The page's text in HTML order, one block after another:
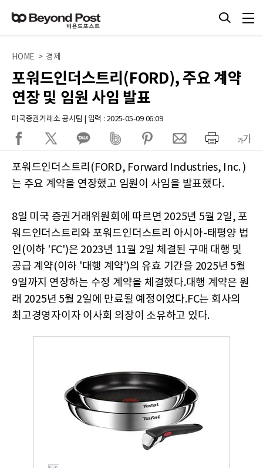
HOME > 경제
포워드인더스트리(FORD), 주요 계약
연장 및 임원 사임 발표
미국증권거래소 공시팀 | 입력 : 2025-05-09 06:09
포워드인더스트리(FORD, Forward Industries, Inc. )
는 주요 계약을 연장했고 임원이 사임을 발표했다.
8일 미국 증권거래위원회에 따르면 2025년 5월 2일, 포
워드인더스트리와 포워드인더스트리 아시아-태평양 법
인(이하 'FC')은 2023년 11월 2일 체결된 구매 대행 및
공급 계약(이하 '대행 계약')의 유효 기간을 2025년 5월
9일까지 연장하는 수정 계약을 체결했다.대행 계약은 원
래 2025년 5월 2일에 만료될 예정이었다.FC는 회사의
최고경영자이자 이사회 의장이 소유하고 있다.